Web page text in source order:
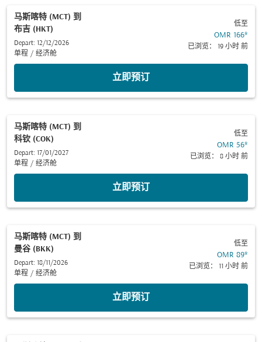
马斯喀特 (MCT) 到
布吉 (HKT)
Depart: 12/12/2026
单程 / 经济舱
低至
OMR 166*
已浏览： 19 小时 前
立即预订
马斯喀特 (MCT) 到
科钦 (COK)
Depart: 17/01/2027
单程 / 经济舱
低至
OMR 56*
已浏览： 8 小时 前
立即预订
马斯喀特 (MCT) 到
曼谷 (BKK)
Depart: 18/11/2026
单程 / 经济舱
低至
OMR 89*
已浏览： 11 小时 前
立即预订